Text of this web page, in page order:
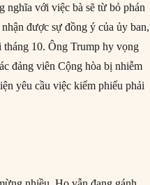
nghĩa với việc bà sẽ từ bỏ phán
được sự đồng ý của ủy ban,
tháng 10. Ông Trump hy vọng
đảng viên Cộng hòa bị nhiễm
yêu cầu việc kiểm phiếu phải